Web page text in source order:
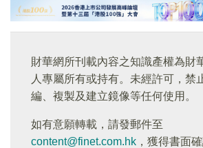
財華網所刊載內容之知識產權為財
人專屬所有或持有。未經許可，禁
編、複製及建立鏡像等任何使用。
如有意願轉載，請發郵件至
content@finet.com.hk ，獲得書面